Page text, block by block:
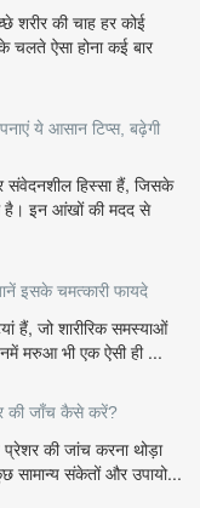
की चाह हर कोई
चलते ऐसा होना कई बार
ये आसान टिप्स, बढ़ेगी
हिस्सा हैं, जिसके
है। इन आंखों की मदद से
इसके चमत्कारी फायदे
हैं, जो शारीरिक समस्याओं
मरुआ भी एक ऐसी ही ...
की जाँच कैसे करें?
की जांच करना थोड़ा
सामान्य संकेतों और उपायो...